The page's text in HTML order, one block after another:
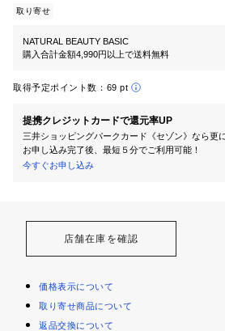
取り寄せ
NATURAL BEAUTY BASIC
購入合計金額4,990円以上で送料無料
取得予定ポイント数： 69 pt
提携クレジットカードで還元率UP
三井ショッピングパークカード《セゾン》なら更
お申し込み完了後、最短５分でご利用可能！
今すぐお申し込み
店舗在庫を確認
価格表示について
取り寄せ商品について
返品交換について